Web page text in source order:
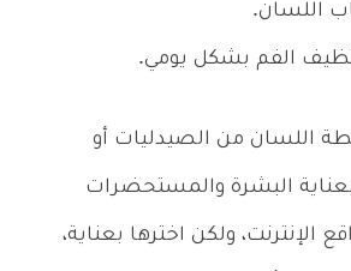
اللسان.
الفم بشكل يومي.
اللسان من الصيدليات أو
البشرة والمستحضرات
الإنترنت، ولكن اخترها بعناية،